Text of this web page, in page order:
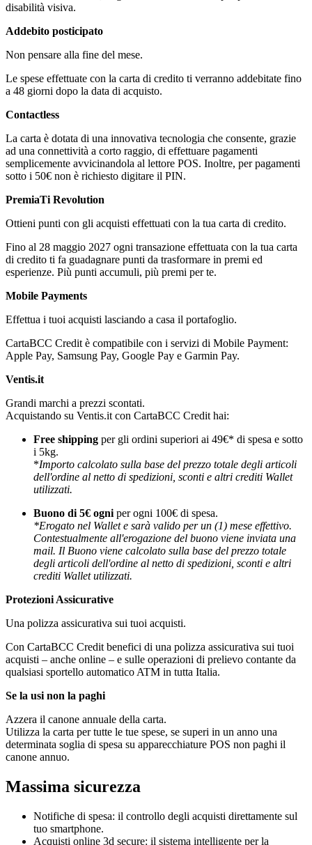
disabilità visiva.
Addebito posticipato
Non pensare alla fine del mese.
Le spese effettuate con la carta di credito ti verranno addebitate fino
a 48 giorni dopo la data di acquisto.
Contactless
La carta è dotata di una innovativa tecnologia che consente, grazie
ad una connettività a corto raggio, di effettuare pagamenti
semplicemente avvicinandola al lettore POS. Inoltre, per pagamenti
sotto i 50€ non è richiesto digitare il PIN.
PremiaTi Revolution
Ottieni punti con gli acquisti effettuati con la tua carta di credito.
Fino al 28 maggio 2027 ogni transazione effettuata con la tua carta
di credito ti fa guadagnare punti da trasformare in premi ed
esperienze. Più punti accumuli, più premi per te.
Mobile Payments
Effettua i tuoi acquisti lasciando a casa il portafoglio.
CartaBCC Credit è compatibile con i servizi di Mobile Payment:
Apple Pay, Samsung Pay, Google Pay e Garmin Pay.
Ventis.it
Grandi marchi a prezzi scontati.
Acquistando su Ventis.it con CartaBCC Credit hai:
Free shipping per gli ordini superiori ai 49€* di spesa e sotto
i 5kg.
*Importo calcolato sulla base del prezzo totale degli articoli
dell'ordine al netto di spedizioni, sconti e altri crediti Wallet
utilizzati.
Buono di 5€ ogniper ogni 100€ di spesa.
*Erogato nel Wallet e sarà valido per un (1) mese effettivo.
Contestualmente all'erogazione del buono viene inviata una
mail. Il Buono viene calcolato sulla base del prezzo totale
degli articoli dell'ordine al netto di spedizioni, sconti e altri
crediti Wallet utilizzati.
Protezioni Assicurative
Una polizza assicurativa sui tuoi acquisti.
Con CartaBCC Credit benefici di una polizza assicurativa sui tuoi
acquisti – anche online – e sulle operazioni di prelievo contante da
qualsiasi sportello automatico ATM in tutta Italia.
Se la usi non la paghi
Azzera il canone annuale della carta.
Utilizza la carta per tutte le tue spese, se superi in un anno una
determinata soglia di spesa su apparecchiature POS non paghi il
canone annuo.
Massima sicurezza
Notifiche di spesa: il controllo degli acquisti direttamente sul
tuo smartphone.
Acquisti online 3d secure: il sistema intelligente per la